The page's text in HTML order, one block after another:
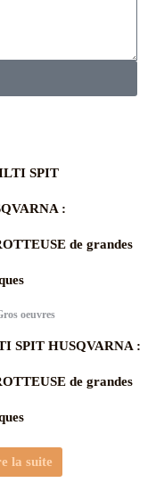
oeuvres
SPIT HUSQVARNA :
de grandes
la suite